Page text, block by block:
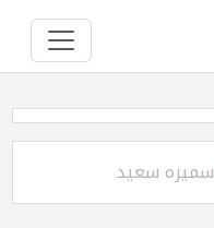
سميره سعيد